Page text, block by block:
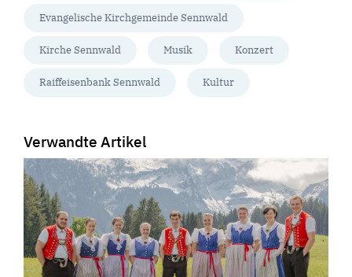
Evangelische Kirchgemeinde Sennwald
Kirche Sennwald Musik Konzert
Raiffeisenbank Sennwald Kultur
Verwandte Artikel